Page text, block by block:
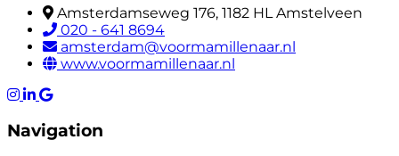
Amsterdamseweg 176, 1182 HL Amstelveen
020 - 641 8694
amsterdam@voormamillenaar.nl
www.voormamillenaar.nl
Navigation